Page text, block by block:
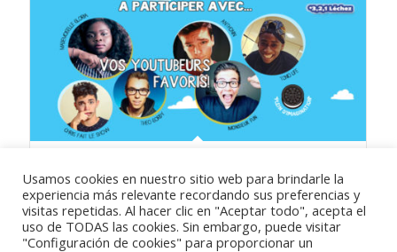
Usamos cookies en nuestro sitio web para brindarle la
experiencia más relevante recordando sus preferencias y
visitas repetidas. Al hacer clic en "Aceptar todo", acepta el
uso de TODAS las cookies. Sin embargo, puede visitar
"Configuración de cookies" para proporcionar un